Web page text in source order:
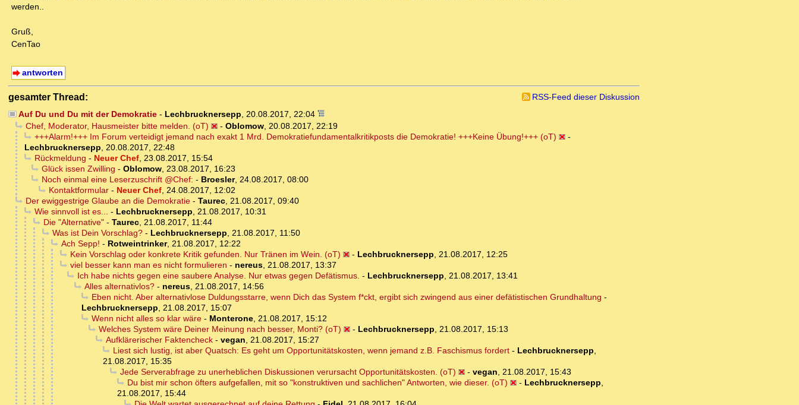
werden..
Gruß,
CenTao
antworten
gesamter Thread:
RSS-Feed dieser Diskussion
Auf Du und Du mit der Demokratie- Lechbrucknersepp, 20.08.2017, 22:04
Chef, Moderator, Hausmeister bitte melden. (oT)
- Oblomow, 20.08.2017, 22:19
+++Alarm!+++ Im Forum verteidigt jemand nach exakt 1 Mrd. Demokratiefundamentalkritikposts die Demokratie! +++Keine Übung!+++ (oT)
-
Lechbrucknersepp, 20.08.2017, 22:48
Rückmeldung - Neuer Chef, 23.08.2017, 15:54
Glück issen Zwilling - Oblomow, 23.08.2017, 16:23
Noch einmal eine Leserzuschrift @Chef: - Broesler, 24.08.2017, 08:00
Kontaktformular- Neuer Chef, 24.08.2017, 12:02
Der ewiggestrige Glaube an die Demokratie- Taurec, 21.08.2017, 09:40
Wie sinnvoll ist es... - Lechbrucknersepp, 21.08.2017, 10:31
Die "Alternative"- Taurec, 21.08.2017, 11:44
Was ist Dein Vorschlag?- Lechbrucknersepp, 21.08.2017, 11:50
Ach Sepp! - Rotweintrinker, 21.08.2017, 12:22
Kein Vorschlag oder konkrete Kritik gefunden. Nur Tränen im Wein. (oT)
- Lechbrucknersepp, 21.08.2017, 12:25
viel besser kann man es nicht formulieren - nereus, 21.08.2017, 13:37
Ich habe nichts gegen eine saubere Analyse. Nur etwas gegen Defätismus. - Lechbrucknersepp, 21.08.2017, 13:41
Alles alternativlos?- nereus, 21.08.2017, 14:56
Eben nicht. Aber alternativlose Duldungsstarre, wenn Dich das System f*ckt, ergibt sich zwingend aus einer defätistischen Grundhaltung -
Lechbrucknersepp, 21.08.2017, 15:07
Wenn nicht alles so klar wäre- Monterone, 21.08.2017, 15:12
Welches System wäre Deiner Meinung nach besser, Monti? (oT)
- Lechbrucknersepp, 21.08.2017, 15:13
Aufklärerischer Faktencheck- vegan, 21.08.2017, 15:27
Liest sich lustig, ist aber Quatsch: Es geht um Opportunitätskosten, wenn jemand z.B. Faschismus fordert- Lechbrucknersepp,
21.08.2017, 15:35
Jede Serverabfrage zu unerheblichen Diskussionen verursacht Opportunitätskosten. (oT)
- vegan, 21.08.2017, 15:43
Du bist mir schon öfters aufgefallen, mit so "konstruktiven und sachlichen" Antworten, wie dieser. (oT)
- Lechbrucknersepp,
21.08.2017, 15:44